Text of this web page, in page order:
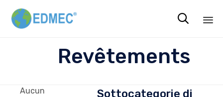

Revêtements
Sottocategorie di
Aucun